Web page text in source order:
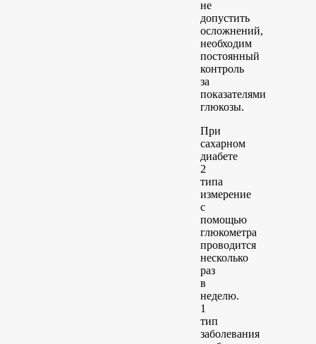
не
допустить
осложнений,
необходим
постоянный
контроль
за
показателями
глюкозы.
При
сахарном
диабете
2
типа
измерение
с
помощью
глюкометра
проводится
несколько
раз
в
неделю.
1
тип
заболевания